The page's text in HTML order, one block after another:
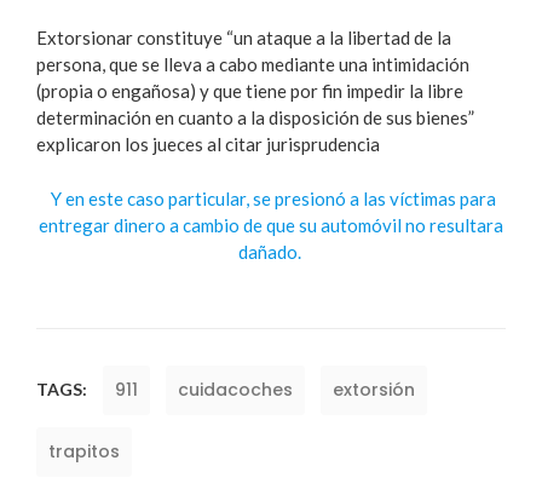
Extorsionar constituye “un ataque a la libertad de la
persona, que se lleva a cabo mediante una intimidación
(propia o engañosa) y que tiene por fin impedir la libre
determinación en cuanto a la disposición de sus bienes”
explicaron los jueces al citar jurisprudencia
Y en este caso particular, se presionó a las víctimas para
entregar dinero a cambio de que su automóvil no resultara
dañado.
TAGS: 911 cuidacoches extorsión
trapitos